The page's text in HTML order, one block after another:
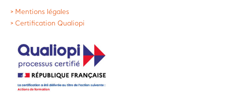
> Mentions légales
> Certification Qualiopi